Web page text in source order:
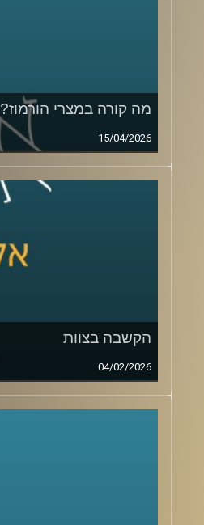
מה קורה במצרי הורמוז?
15/04/2026
הקשבה בצוות
04/02/2026